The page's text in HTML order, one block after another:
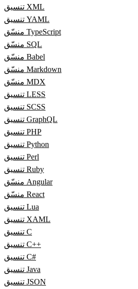
تنسيق XML
تنسيق YAML
منسّق TypeScript
منسّق SQL
منسّق Babel
منسّق Markdown
منسّق MDX
تنسيق LESS
تنسيق SCSS
تنسيق GraphQL
تنسيق PHP
تنسيق Python
تنسيق Perl
تنسيق Ruby
منسّق Angular
منسّق React
تنسيق Lua
تنسيق XAML
تنسيق C
تنسيق C++
تنسيق C#
تنسيق Java
تنسيق JSON